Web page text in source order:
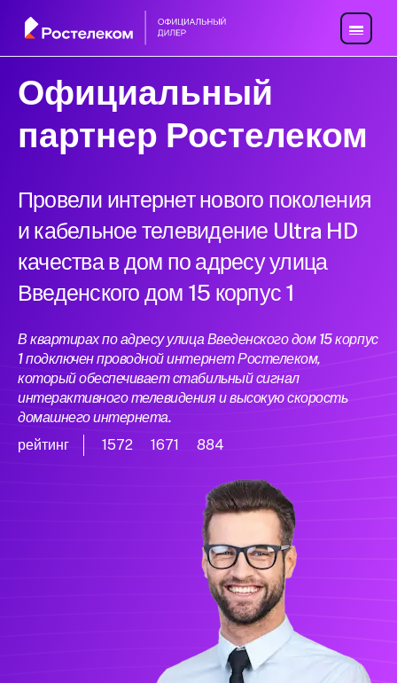
Официальный
партнер Ростелеком
Провели интернет нового поколения
и кабельное телевидение Ultra HD
качества в дом по адресу улица
Введенского дом 15 корпус 1
В квартирах по адресу улица Введенского дом 15 корпус
1 подключен проводной интернет Ростелеком,
который обеспечивает стабильный сигнал
интерактивного телевидения и высокую скорость
домашнего интернета.
рейтинг
1572 1671 884